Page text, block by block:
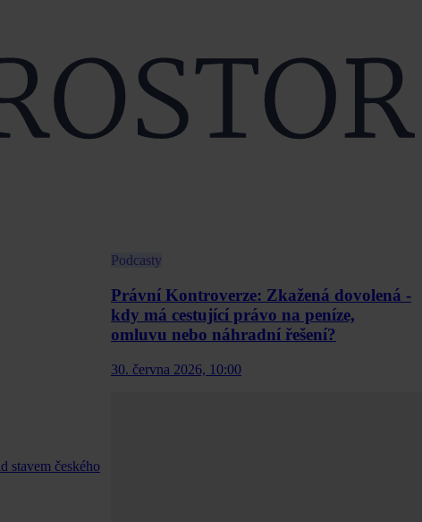
stavem českého
Podcasty
Právní Kontroverze: Zkažená dovolená -
kdy má cestující právo na peníze,
omluvu nebo náhradní řešení?
30. června 2026, 10:00